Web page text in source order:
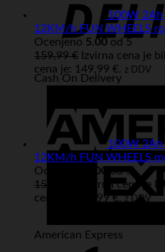
Cash On Delivery
American Express
100W 2Ah
12KM/h FUN WHEELS
Ocenjeno 5.00 od 5
159,99€ Izvirna cena je
cena je: 149,99 €. z DDV
100W
12KM/h FUN WHEELS
Ocenjeno
5.00
od 5
159,99
Izvirna cena je
cena je: 149,99 €. z DDV